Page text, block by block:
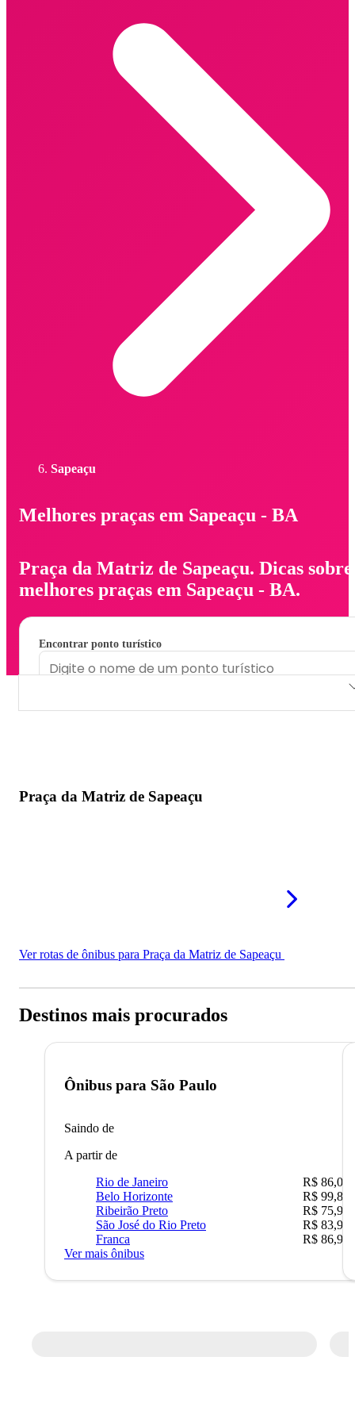
Sapeaçu
Melhores praças em Sapeaçu - BA
Praça da Matriz de Sapeaçu. Dicas sobre
melhores praças em Sapeaçu - BA.
Encontrar ponto turístico
Praça da Matriz de Sapeaçu
Ver rotas de ônibus para Praça da Matriz de Sapeaçu
Destinos mais procurados
Ônibus para São Paulo
Saindo de
A partir de
Rio de Janeiro
R$ 86,00
Belo Horizonte
R$ 99,89
Ribeirão Preto
R$ 75,90
São José do Rio Preto
R$ 83,90
Franca
R$ 86,90
Ver mais ônibus